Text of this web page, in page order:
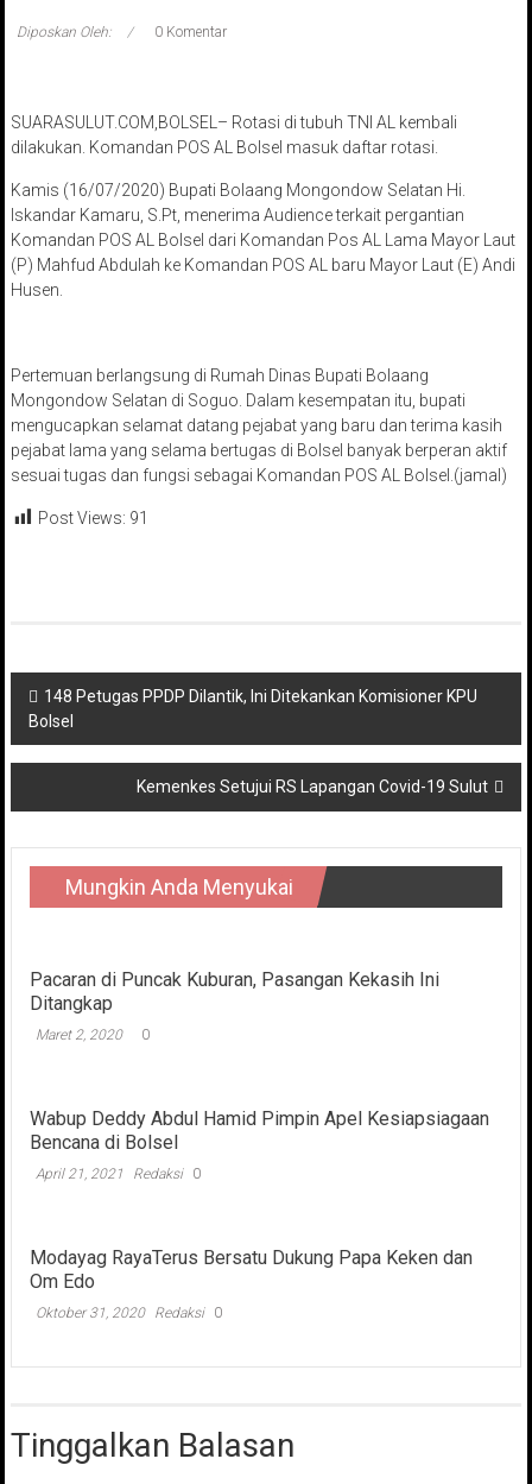
Diposkan Oleh: 0 Komentar
SUARASULUT.COM,BOLSEL– Rotasi di tubuh TNI AL kembali
dilakukan. Komandan POS AL Bolsel masuk daftar rotasi.
Kamis (16/07/2020) Bupati Bolaang Mongondow Selatan Hi.
Iskandar Kamaru, S.Pt, menerima Audience terkait pergantian
Komandan POS AL Bolsel dari Komandan Pos AL Lama Mayor Laut
(P) Mahfud Abdulah ke Komandan POS AL baru Mayor Laut (E) Andi
Husen.
Pertemuan berlangsung di Rumah Dinas Bupati Bolaang
Mongondow Selatan di Soguo. Dalam kesempatan itu, bupati
mengucapkan selamat datang pejabat yang baru dan terima kasih
pejabat lama yang selama bertugas di Bolsel banyak berperan aktif
sesuai tugas dan fungsi sebagai Komandan POS AL Bolsel.(jamal)
Post Views: 91
Navigasi
pos
148 Petugas PPDP Dilantik, Ini Ditekankan Komisioner KPU
Bolsel
Kemenkes Setujui RS Lapangan Covid-19 Sulut
Mungkin Anda Menyukai
Pacaran di Puncak Kuburan, Pasangan Kekasih Ini
Ditangkap
Maret 2, 2020 0
Wabup Deddy Abdul Hamid Pimpin Apel Kesiapsiagaan
Bencana di Bolsel
April 21, 2021 Redaksi 0
Modayag RayaTerus Bersatu Dukung Papa Keken dan
Om Edo
Oktober 31, 2020 Redaksi 0
Tinggalkan Balasan